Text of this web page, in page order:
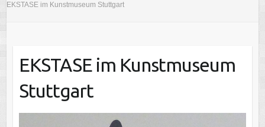
EKSTASE im Kunstmuseum Stuttgart
EKSTASE im Kunstmuseum
Stuttgart